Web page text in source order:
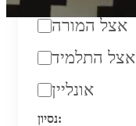
אצל המורה
אצל התלמיד
אונליין
נסיון: